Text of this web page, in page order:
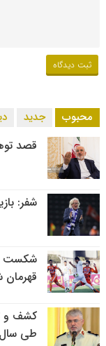
محبوب جدید
قصد
شفر:
شکست
قهرمان
طی سال ۹۶